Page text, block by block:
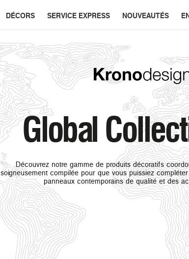
DÉCORS SERVICE EXPRESS NOUVEAUTÉS
Global
Découvrez notre gamme de produits décoratifs
soigneusement compilée pour que vous puissiez
panneaux contemporains de qualité et des